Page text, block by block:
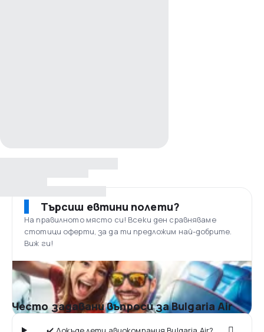
Търсиш евтини полети?
На правилното място си! Всеки ден сравняваме
стотици оферти, за да ти предложим най-добрите.
Виж ги!
Често задавани въпроси за Bulgaria Air